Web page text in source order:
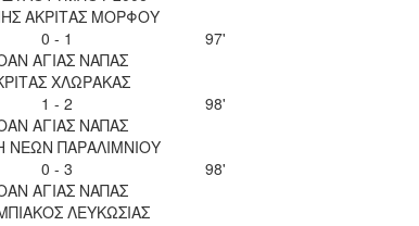
ΑΚΡΙΤΑΣ ΜΟΡΦΟΥ
0 - 1
ΑΓΙΑΣ ΝΑΠΑΣ
97'
ΧΛΩΡΑΚΑΣ
1 - 2
ΑΓΙΑΣ ΝΑΠΑΣ
98'
ΝΕΩΝ ΠΑΡΑΛΙΜΝΙΟΥ
0 - 3
ΑΓΙΑΣ ΝΑΠΑΣ
98'
ΛΕΥΚΩΣΙΑΣ